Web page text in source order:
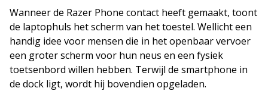
Wanneer de Razer Phone contact heeft gemaakt, toont
de laptophuls het scherm van het toestel. Wellicht een
handig idee voor mensen die in het openbaar vervoer
een groter scherm voor hun neus en een fysiek
toetsenbord willen hebben. Terwijl de smartphone in
de dock ligt, wordt hij bovendien opgeladen.